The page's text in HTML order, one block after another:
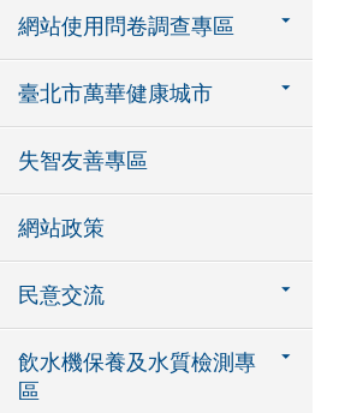
網站使用問卷調查專區
臺北市萬華健康城市
失智友善專區
網站政策
民意交流
飲水機保養及水質檢測專
區